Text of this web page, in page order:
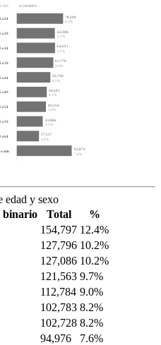
HOMBRES
78,299
6.3%
a 24
64,308
5.1%
a 29
64,651
5.2%
a 34
61,779
4.9%
a 39
56,760
4.5%
a 44
50,691
4.1%
a 49
49,254
3.9%
a 54
43,886
3.5%
a 59
37,557
3.0%
a 64
92,872
7.4%
o más
edad y sexo
binario Total
%
154,797 12.4%
127,796 10.2%
127,086 10.2%
121,563 9.7%
112,784 9.0%
102,783 8.2%
102,728 8.2%
94,976
7.6%